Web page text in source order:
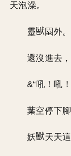
天泡澡。
靈 園外。
還沒進去
&“吼！吼
葉空停下
妖 天天